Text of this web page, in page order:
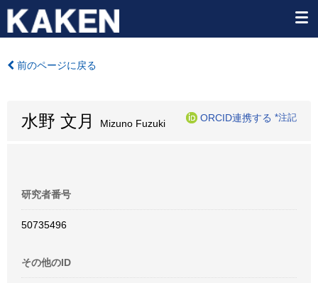
前のページに戻る
水野 文月 Mizuno Fuzuki
ORCID連携する *注記
研究者番号
50735496
その他のID